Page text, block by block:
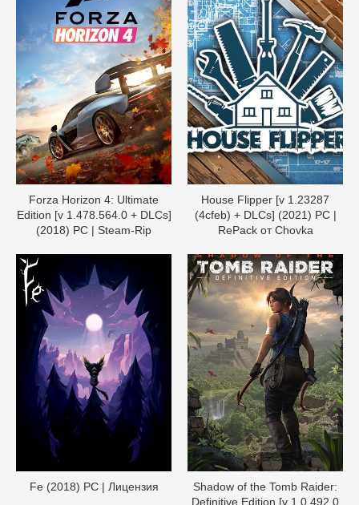
Forza Horizon 4: Ultimate
Edition [v 1.478.564.0 + DLCs]
(2018) PC | Steam-Rip
House Flipper [v 1.23287
(4cfeb) + DLCs] (2021) PC |
RePack от Chovka
Fe (2018) PC | Лицензия
Shadow of the Tomb Raider:
Definitive Edition [v 1.0.492.0